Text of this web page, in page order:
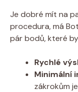
Je dobré mít na
procedura, má
pár bodů, které
Rychlé
Minimální
zákrokům